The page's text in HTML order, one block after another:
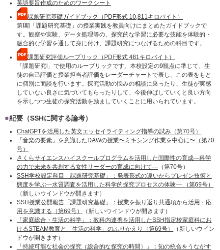
英語要旨作成のためのワークシート
課題研究基礎ガイドブック（PDF形式 10,811キロバイト）
第I期「課題研究基礎」の授業実践を教員向けにまとめたガイドブックで
す。観察や実験、データ処理等の、探究的な学習に必要な技能を体験的・
融合的な学習を通して身に付け、課題研究につなげるための科目です。
課題研究評価ルーブリック（PDF形式 481キロバイト）
「課題研究I」で使用のルーブリックです。本校設定の9観点に準じて、生
徒の自己評価と授業担当者評価をレーダーチャートで表し、この表をもと
に個別に面談を行います。探究活動の悩みの相談に乗ったり、生徒が実感
していない良さに気づいてもらったりして、今後伸ばしていくと良い方向
を示しつつ生徒の探究活動を励ましていくことに用いられています。
紀要（SSHに関する論考）
ChatGPTを活用した英文エッセイライティング指導の試み（第70号）
「音楽の要素」を意識したDAWの授業〜ミキシング作業を中心に〜（第70
号）
さくらサイエンスハイスクールプログラムを活用した国際性の育成―科学
の力で未来を共創する女性リーダーの育成に向けて― （第70号）
SSH学校設定科目「課題研究基礎」：発表形式の違いからプレゼン技術と
態度を学ぶ―水質調査を活用した科学的探究プロセスの体験― （第69号）
（新しいウインドウが開きます）
SSH授業公開報告「課題研究基礎」：授業を振り返り共通項から活用・応
用を意識する（第69号）
（新しいウインドウが開きます）
「家庭総合・生活の科学」：教科内連携を活用したSSH指定校家庭科にお
けるSTEAM教育と「生活の科学」のふりかえり（第69号）
（新しいウイン
ドウが開きます）
「持続可能な社会の探究（総合的な探究の時間）」：知の統合をうながす